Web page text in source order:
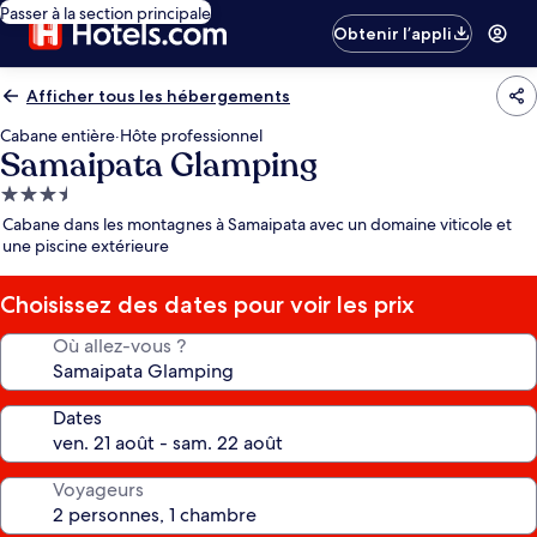
Passer à la section principale
Obtenir l’appli
Afficher tous les hébergements
Cabane entière·Hôte professionnel
Samaipata Glamping
Hébergement
3.5 étoiles
Cabane dans les montagnes à Samaipata avec un domaine viticole et
une piscine extérieure
Choisissez des dates pour voir les prix
Où allez-vous ?
Dates
Voyageurs